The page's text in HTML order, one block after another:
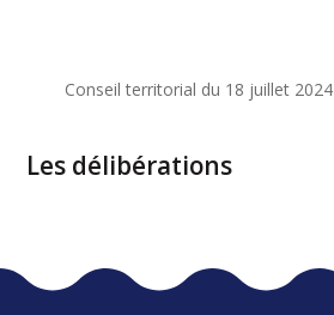
Conseil territorial du 18 juillet 2024
Les délibérations